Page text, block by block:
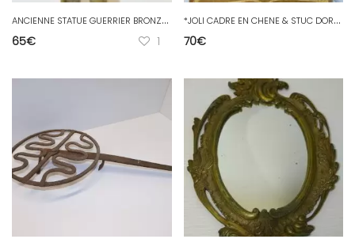
A
NCIENNE STATUE GUERRIER BRONZE AFRIQUE ART TRIBAL PRIMITIF COLLECTION déco
65€ 1
*
JOLI CADRE EN CHENE & STUC DORE début XXe PHOTO FEMME photographe FELIX LAC
70€